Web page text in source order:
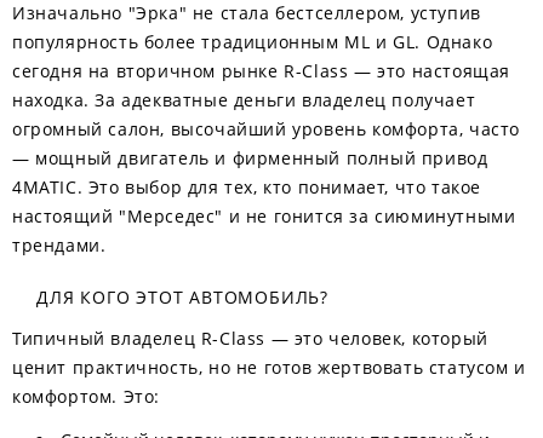
Изначально "Эрка" не стала бестселлером, уступив
популярность более традиционным ML и GL. Однако
сегодня на вторичном рынке R-Class — это настоящая
находка. За адекватные деньги владелец получает
огромный салон, высочайший уровень комфорта, часто
— мощный двигатель и фирменный полный привод
4MATIC. Это выбор для тех, кто понимает, что такое
настоящий "Мерседес" и не гонится за сиюминутными
трендами.
ДЛЯ КОГО ЭТОТ АВТОМОБИЛЬ?
Типичный владелец R-Class — это человек, который
ценит практичность, но не готов жертвовать статусом и
комфортом. Это: